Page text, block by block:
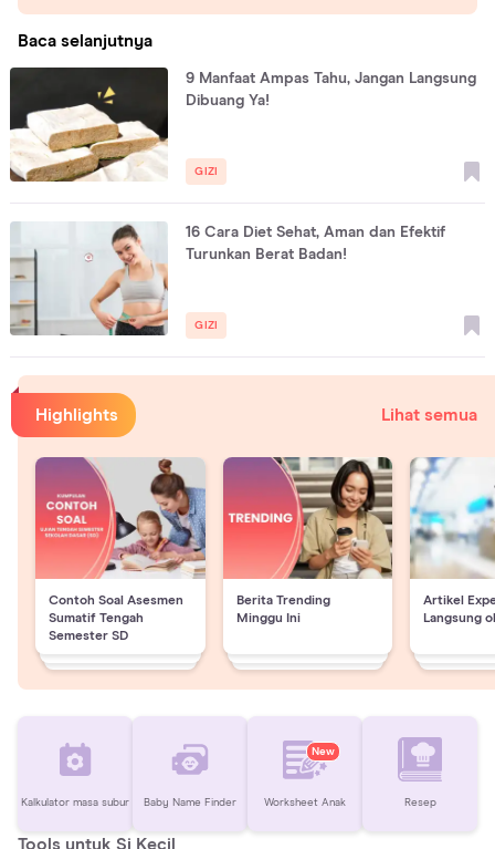
Baca selanjutnya
9 Manfaat Ampas Tahu, Jangan Langsung
Dibuang Ya!
GIZI
16 Cara Diet Sehat, Aman dan Efektif
Turunkan Berat Badan!
GIZI
Highlights Lihat semua
Contoh Soal Asesmen
Sumatif Tengah
Semester SD
Berita Trending
Minggu Ini
Artikel
Langsung
Kalkulator masa subur Baby Name Finder
New
Worksheet Anak Resep
Tools untuk Si Kecil